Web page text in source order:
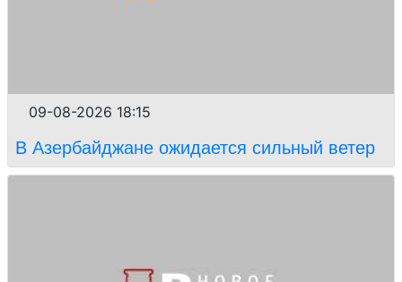
09-08-2026 18:15
В Азербайджане ожидается сильный ветер